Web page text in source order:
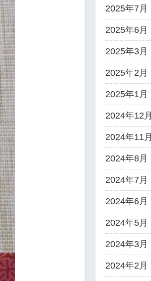
2025年7月
2025年6月
2025年3月
2025年2月
2025年1月
2024年12月
2024年11月
2024年8月
2024年7月
2024年6月
2024年5月
2024年3月
2024年2月